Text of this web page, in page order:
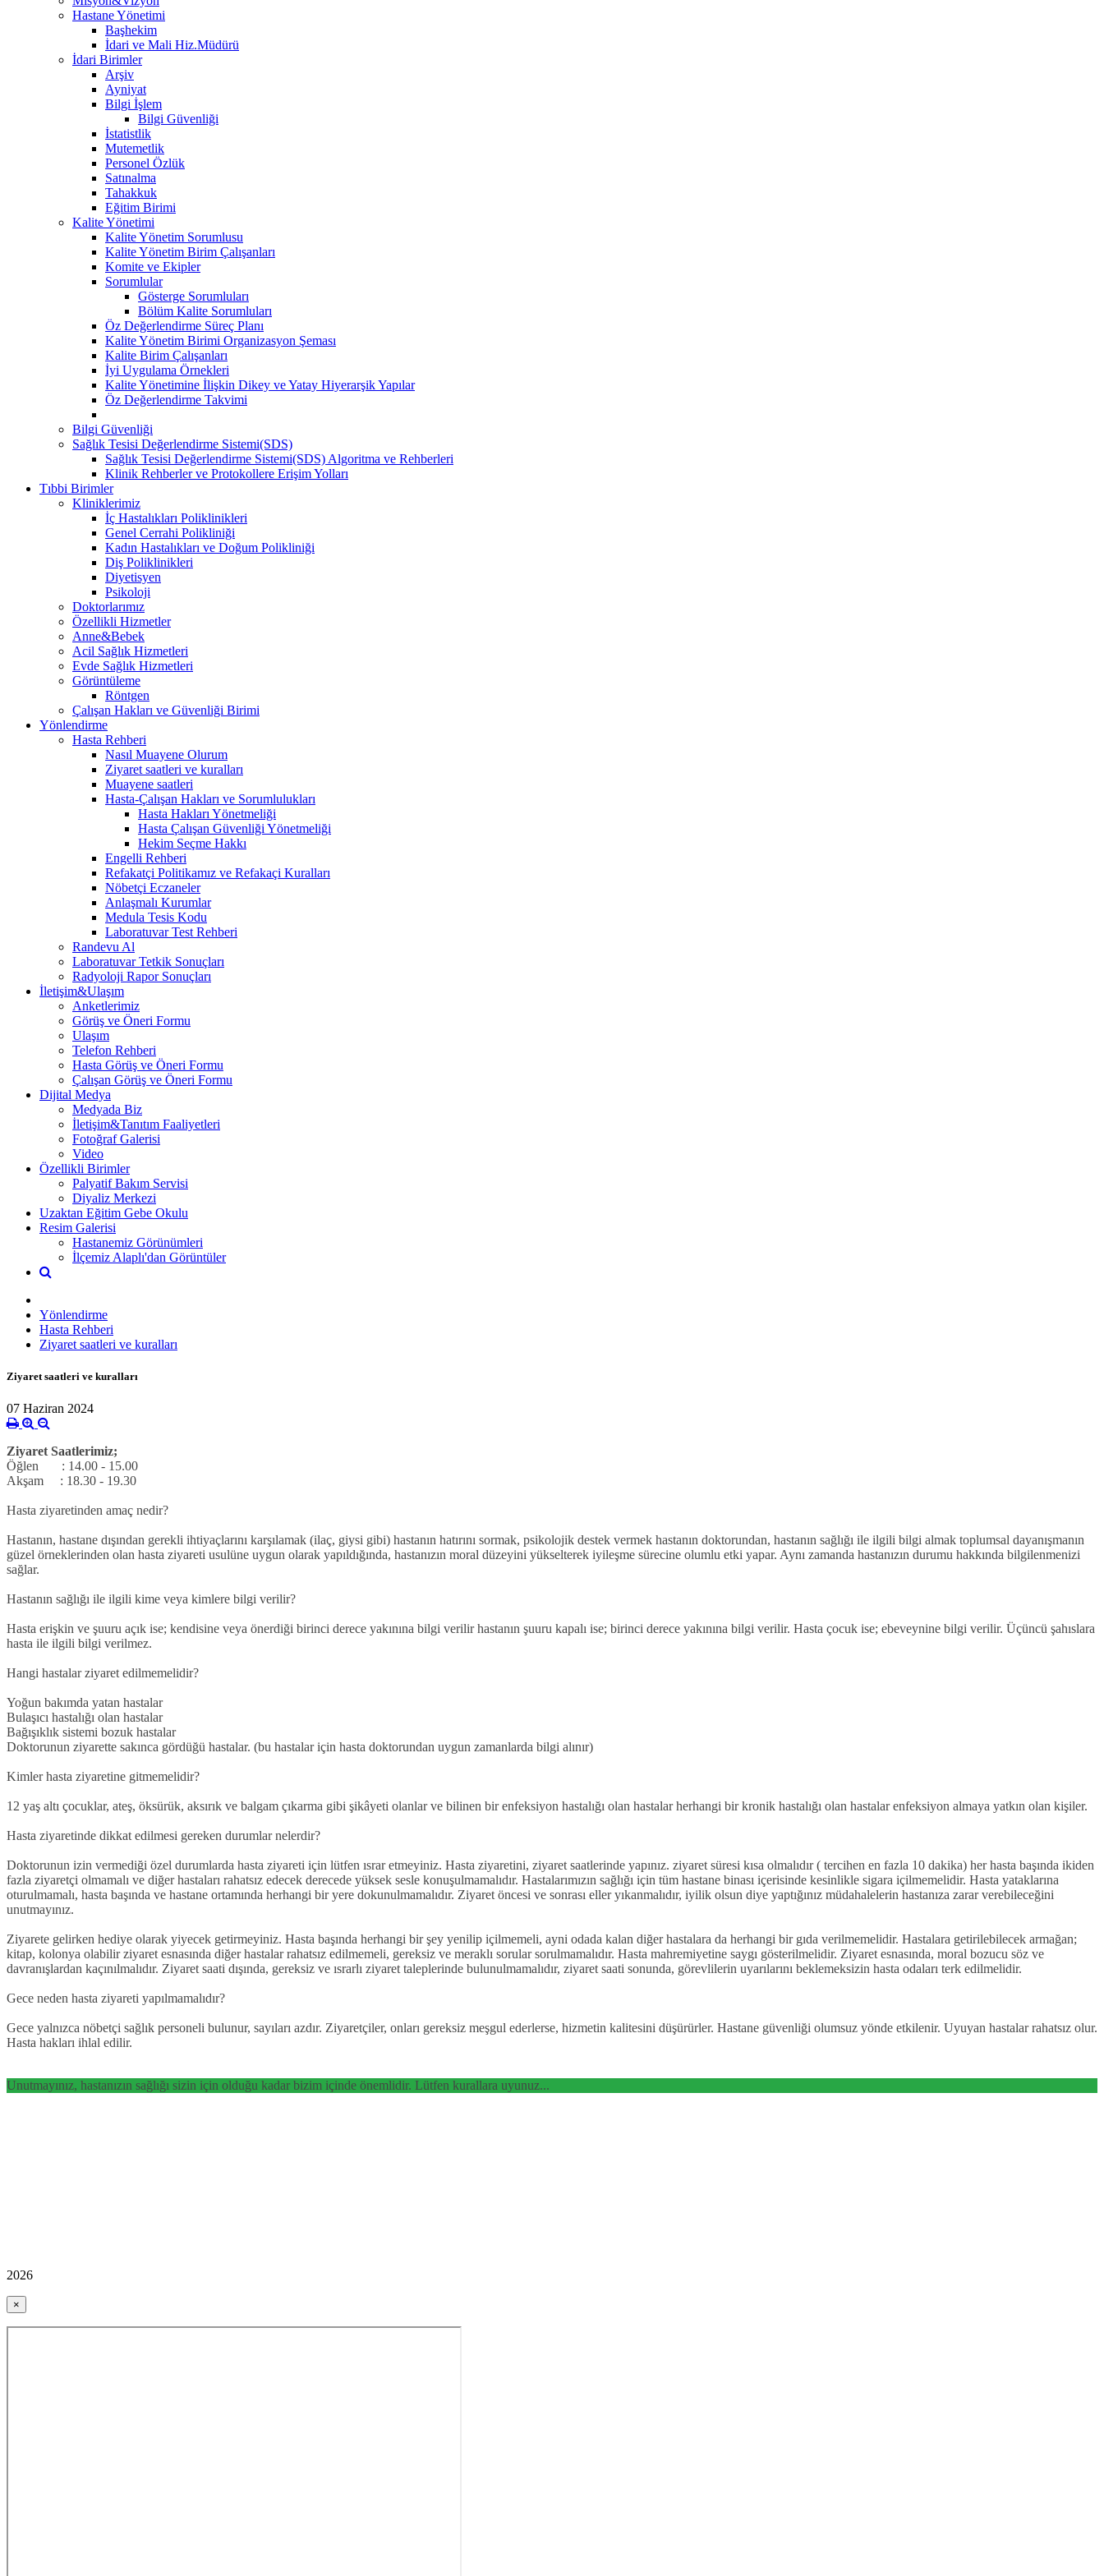
Hastane Yönetimi
Başhekim
İdari ve Mali Hiz.Müdürü
İdari Birimler
Arşiv
Ayniyat
Bilgi İşlem
Bilgi Güvenliği
İstatistlik
Mutemetlik
Personel Özlük
Satınalma
Tahakkuk
Eğitim Birimi
Kalite Yönetimi
Kalite Yönetim Sorumlusu
Kalite Yönetim Birim Çalışanları
Komite ve Ekipler
Sorumlular
Gösterge Sorumluları
Bölüm Kalite Sorumluları
Öz Değerlendirme Süreç Planı
Kalite Yönetim Birimi Organizasyon Şeması
Kalite Birim Çalışanları
İyi Uygulama Örnekleri
Kalite Yönetimine İlişkin Dikey ve Yatay Hiyerarşik Yapılar
Öz Değerlendirme Takvimi
Bilgi Güvenliği
Sağlık Tesisi Değerlendirme Sistemi(SDS)
Sağlık Tesisi Değerlendirme Sistemi(SDS) Algoritma ve Rehberleri
Klinik Rehberler ve Protokollere Erişim Yolları
Tıbbi Birimler
Kliniklerimiz
İç Hastalıkları Poliklinikleri
Genel Cerrahi Polikliniği
Kadın Hastalıkları ve Doğum Polikliniği
Diş Poliklinikleri
Diyetisyen
Psikoloji
Doktorlarımız
Özellikli Hizmetler
Anne&Bebek
Acil Sağlık Hizmetleri
Evde Sağlık Hizmetleri
Görüntüleme
Röntgen
Çalışan Hakları ve Güvenliği Birimi
Yönlendirme
Hasta Rehberi
Nasıl Muayene Olurum
Ziyaret saatleri ve kuralları
Muayene saatleri
Hasta-Çalışan Hakları ve Sorumlulukları
Hasta Hakları Yönetmeliği
Hasta Çalışan Güvenliği Yönetmeliği
Hekim Seçme Hakkı
Engelli Rehberi
Refakatçi Politikamız ve Refakaçi Kuralları
Nöbetçi Eczaneler
Anlaşmalı Kurumlar
Medula Tesis Kodu
Laboratuvar Test Rehberi
Randevu Al
Laboratuvar Tetkik Sonuçları
Radyoloji Rapor Sonuçları
İletişim&Ulaşım
Anketlerimiz
Görüş ve Öneri Formu
Ulaşım
Telefon Rehberi
Hasta Görüş ve Öneri Formu
Çalışan Görüş ve Öneri Formu
Dijital Medya
Medyada Biz
İletişim&Tanıtım Faaliyetleri
Fotoğraf Galerisi
Video
Özellikli Birimler
Palyatif Bakım Servisi
Diyaliz Merkezi
Uzaktan Eğitim Gebe Okulu
Resim Galerisi
Hastanemiz Görünümleri
İlçemiz Alaplı'dan Görüntüler
Yönlendirme
Hasta Rehberi
Ziyaret saatleri ve kuralları
Ziyaret saatleri ve kuralları
07 Haziran 2024
Ziyaret Saatlerimiz;
Öğlen : 14.00 - 15.00
Akşam : 18.30 - 19.30
Hasta ziyaretinden amaç nedir?
Hastanın, hastane dışından gerekli ihtiyaçlarını karşılamak (ilaç, giysi gibi) hastanın hatırını sormak, psikolojik destek vermek hastanın doktorundan, hastanın sağlığı ile ilgili bilgi almak toplumsal dayanışmanın
güzel örneklerinden olan hasta ziyareti usulüne uygun olarak yapıldığında, hastanızın moral düzeyini yükselterek iyileşme sürecine olumlu etki yapar. Aynı zamanda hastanızın durumu hakkında bilgilenmenizi
sağlar.
Hastanın sağlığı ile ilgili kime veya kimlere bilgi verilir?
Hasta erişkin ve şuuru açık ise; kendisine veya önerdiği birinci derece yakınına bilgi verilir hastanın şuuru kapalı ise; birinci derece yakınına bilgi verilir. Hasta çocuk ise; ebeveynine bilgi verilir. Üçüncü şahıslara
hasta ile ilgili bilgi verilmez.
Hangi hastalar ziyaret edilmemelidir?
Yoğun bakımda yatan hastalar
Bulaşıcı hastalığı olan hastalar
Bağışıklık sistemi bozuk hastalar
Doktorunun ziyarette sakınca gördüğü hastalar. (bu hastalar için hasta doktorundan uygun zamanlarda bilgi alınır)
Kimler hasta ziyaretine gitmemelidir?
12 yaş altı çocuklar, ateş, öksürük, aksırık ve balgam çıkarma gibi şikâyeti olanlar ve bilinen bir enfeksiyon hastalığı olan hastalar herhangi bir kronik hastalığı olan hastalar enfeksiyon almaya yatkın olan kişiler.
Hasta ziyaretinde dikkat edilmesi gereken durumlar nelerdir?
Doktorunun izin vermediği özel durumlarda hasta ziyareti için lütfen ısrar etmeyiniz. Hasta ziyaretini, ziyaret saatlerinde yapınız. ziyaret süresi kısa olmalıdır ( tercihen en fazla 10 dakika) her hasta başında ikiden
fazla ziyaretçi olmamalı ve diğer hastaları rahatsız edecek derecede yüksek sesle konuşulmamalıdır. Hastalarımızın sağlığı için tüm hastane binası içerisinde kesinlikle sigara içilmemelidir. Hasta yataklarına
oturulmamalı, hasta başında ve hastane ortamında herhangi bir yere dokunulmamalıdır. Ziyaret öncesi ve sonrası eller yıkanmalıdır, iyilik olsun diye yaptığınız müdahalelerin hastanıza zarar verebileceğini
unutmayınız.
Ziyarete gelirken hediye olarak yiyecek getirmeyiniz. Hasta başında herhangi bir şey yenilip içilmemeli, ayni odada kalan diğer hastalara da herhangi bir gıda verilmemelidir. Hastalara getirilebilecek armağan;
kitap, kolonya olabilir ziyaret esnasında diğer hastalar rahatsız edilmemeli, gereksiz ve meraklı sorular sorulmamalıdır. Hasta mahremiyetine saygı gösterilmelidir. Ziyaret esnasında, moral bozucu söz ve
davranışlardan kaçınılmalıdır. Ziyaret saati dışında, gereksiz ve ısrarlı ziyaret taleplerinde bulunulmamalıdır, ziyaret saati sonunda, görevlilerin uyarılarını beklemeksizin hasta odaları terk edilmelidir.
Gece neden hasta ziyareti yapılmamalıdır?
Gece yalnızca nöbetçi sağlık personeli bulunur, sayıları azdır. Ziyaretçiler, onları gereksiz meşgul ederlerse, hizmetin kalitesini düşürürler. Hastane güvenliği olumsuz yönde etkilenir. Uyuyan hastalar rahatsız olur.
Hasta hakları ihlal edilir.
Unutmayınız, hastanızın sağlığı sizin için olduğu kadar bizim içinde önemlidir. Lütfen kurallara uyunuz...
2026
×